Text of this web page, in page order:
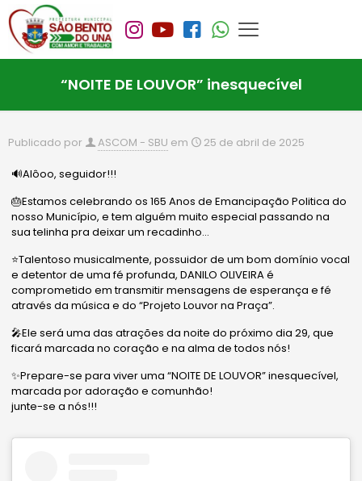
“NOITE DE LOUVOR” inesquecível
Publicado por ASCOM - SBU em 25 de abril de 2025
🔊Alôoo, seguidor!!!
🎂Estamos celebrando os 165 Anos de Emancipação Politica do
nosso Município, e tem alguém muito especial passando na
sua telinha pra deixar um recadinho…
⭐️Talentoso musicalmente, possuidor de um bom domínio vocal
e detentor de uma fé profunda, DANILO OLIVEIRA é
comprometido em transmitir mensagens de esperança e fé
através da música e do “Projeto Louvor na Praça”.
🎤Ele será uma das atrações da noite do próximo dia 29, que
ficará marcada no coração e na alma de todos nós!
✨Prepare-se para viver uma “NOITE DE LOUVOR” inesquecível,
marcada por adoração e comunhão!
junte-se a nós!!!